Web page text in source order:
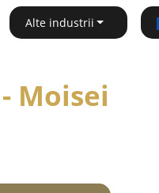
Alte industrii
Moisei